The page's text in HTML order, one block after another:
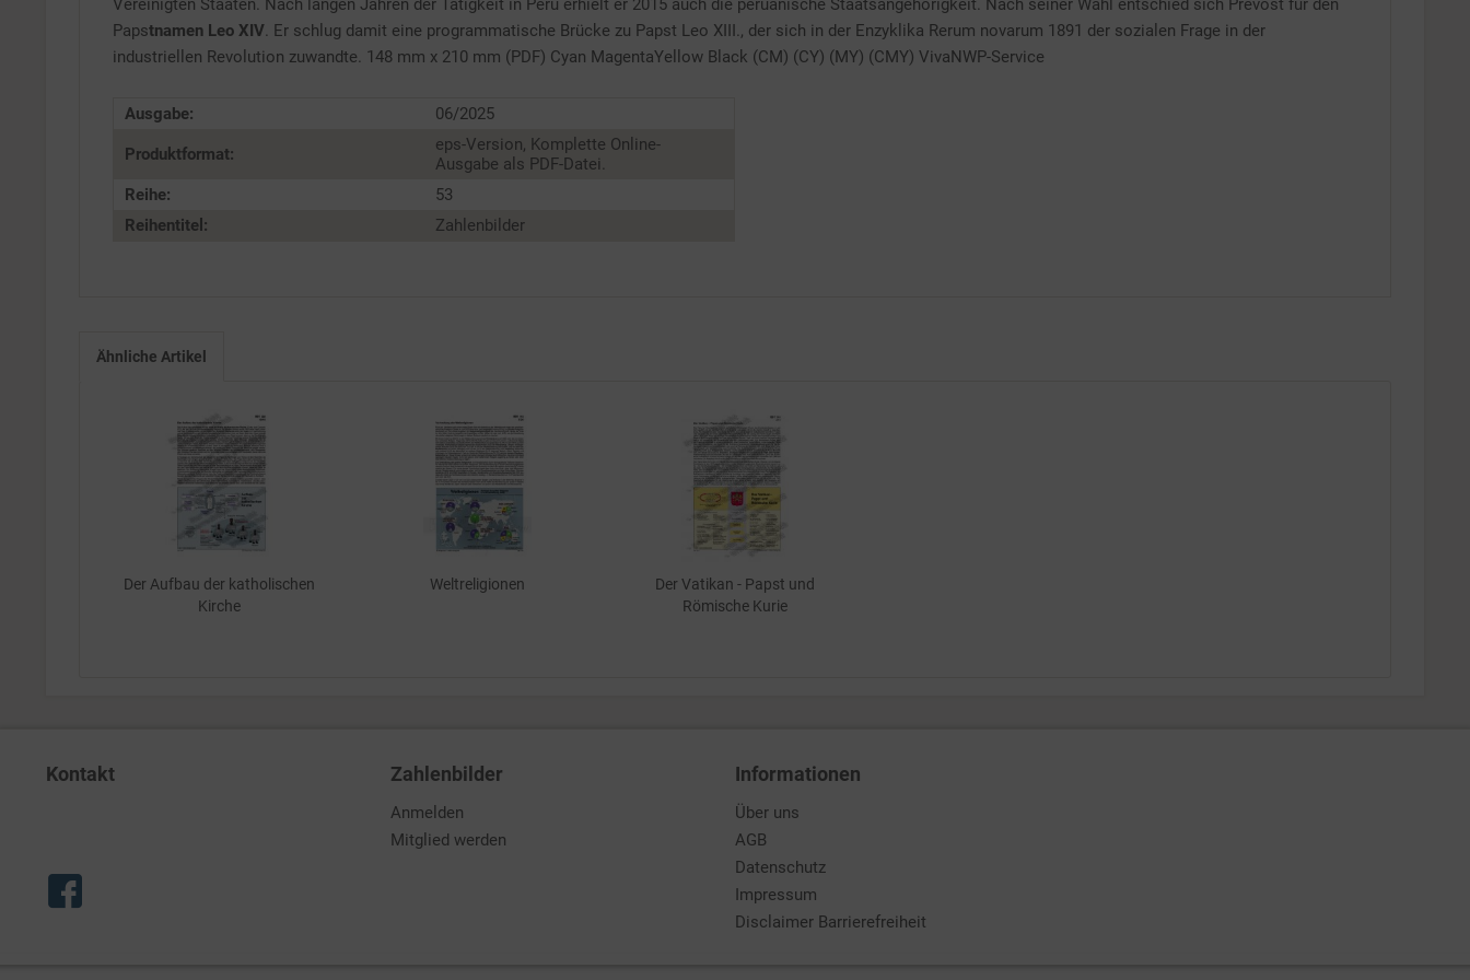
Vereinigten Staaten. Nach langen Jahren der Tätigkeit in Peru erhielt er 2015 auch die peruanische Staatsangehörigkeit. Nach seiner Wahl entschied sich Prevost für den
Papstnamen Leo XIV. Er schlug damit eine programmatische Brücke zu Papst Leo XIII., der sich in der Enzyklika Rerum novarum 1891 der sozialen Frage in der
industriellen Revolution zuwandte. 148 mm x 210 mm (PDF) Cyan MagentaYellow Black (CM) (CY) (MY) (CMY) VivaNWP-Service
Ausgabe: 06/2025
Produktformat:
eps-Version, Komplette Online-
Ausgabe als PDF-Datei.
Reihe:
53
Reihentitel:
Zahlenbilder
Ähnliche Artikel
Der Aufbau der katholischen
Kirche
Weltreligionen
Der Vatikan - Papst und
Römische Kurie
Kontakt Zahlenbilder
Anmelden
Mitglied werden
Informationen
Über uns
AGB
Datenschutz
Impressum
Disclaimer Barrierefreiheit